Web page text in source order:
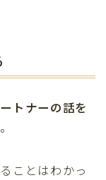
トナーの話を
ことはわかっ